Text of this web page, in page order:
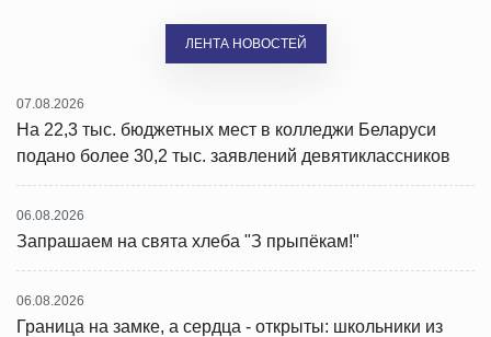
ЛЕНТА НОВОСТЕЙ
07.08.2026
На 22,3 тыс. бюджетных мест в колледжи Беларуси
подано более 30,2 тыс. заявлений девятиклассников
06.08.2026
Запрашаем на свята хлеба "З прыпёкам!"
06.08.2026
Граница на замке, а сердца - открыты: школьники из